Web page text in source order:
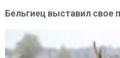
Бельгиец выставил свое